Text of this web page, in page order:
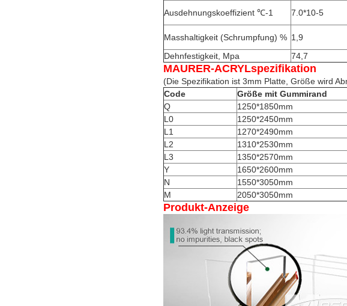
Ausdehnungskoeffizient ℃-1 7.0*10-5
Masshaltigkeit (Schrumpfung) % 1,9
Dehnfestigkeit, Mpa
74,7
MAURER-ACRYLspezifikation
(Die Spezifikation ist 3mm Platte, Größe wird
Code
Größe mit Gummirand
Q
1250*1850mm
L0
1250*2450mm
L1
1270*2490mm
L2
1310*2530mm
L3
1350*2570mm
Y
1650*2600mm
N
1550*3050mm
M
2050*3050mm
Produkt-Anzeige